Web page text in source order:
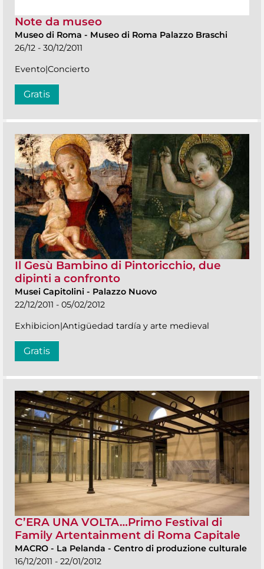
Note da museo
Museo di Roma - Museo di Roma Palazzo Braschi
26/12 - 30/12/2011
Evento|Concierto
Gratis
Il Gesù Bambino di Pintoricchio, due
dipinti a confronto
Musei Capitolini - Palazzo Nuovo
22/12/2011 - 05/02/2012
Exhibicion|Antigüedad tardía y arte medieval
Gratis
C’ERA UNA VOLTA…Primo Festival di
Family Artentainment di Roma Capitale
MACRO - La Pelanda - Centro di produzione culturale
16/12/2011 - 22/01/2012